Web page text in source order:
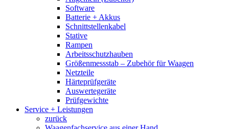
Software
Batterie + Akkus
Schnittstellenkabel
Stative
Rampen
Arbeitsschutzhauben
Größenmessstab – Zubehör für Waagen
Netzteile
Härteprüfgeräte
Auswertegeräte
Prüfgewichte
Service + Leistungen
zurück